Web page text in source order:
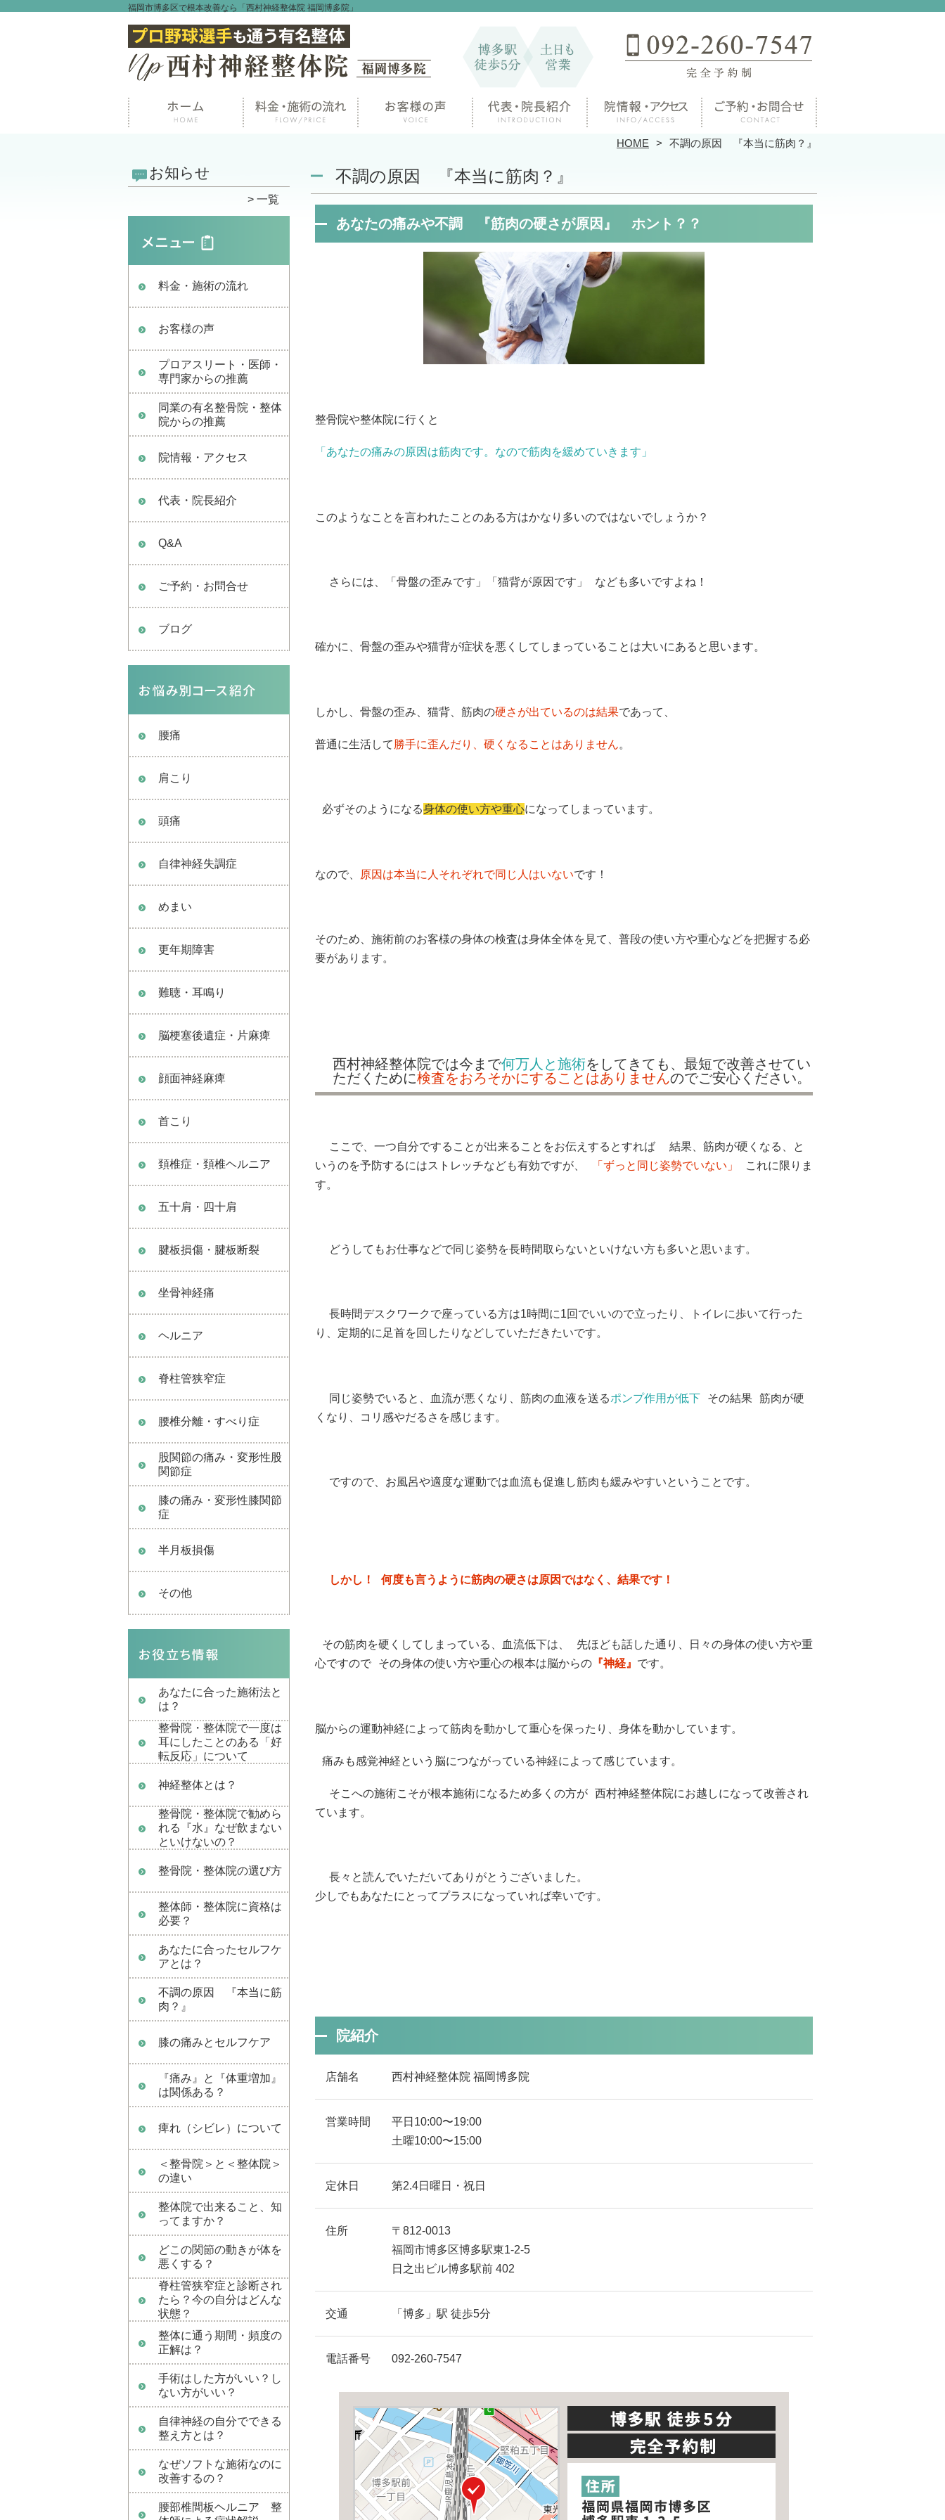
福岡市博多区で根本改善なら「西村神経整体院 福岡博多院」
HOME 不調の原因 『本当に筋肉？』
お知らせ
一覧
料金・施術の流れ
お客様の声
プロアスリート・医師・
専門家からの推薦
同業の有名整骨院・整体
院からの推薦
院情報・アクセス
代表・院長紹介
Q&A
ご予約・お問合せ
ブログ
腰痛
肩こり
頭痛
自律神経失調症
めまい
更年期障害
難聴・耳鳴り
脳梗塞後遺症・片麻痺
顔面神経麻痺
首こり
頚椎症・頚椎ヘルニア
五十肩・四十肩
腱板損傷・腱板断裂
坐骨神経痛
ヘルニア
脊柱管狭窄症
腰椎分離・すべり症
股関節の痛み・変形性股
関節症
膝の痛み・変形性膝関節
症
半月板損傷
その他
あなたに合った施術法と
は？
整骨院・整体院で一度は
耳にしたことのある「好
転反応」について
神経整体とは？
整骨院・整体院で勧めら
れる『水』なぜ飲まない
といけないの？
整骨院・整体院の選び方
整体師・整体院に資格は
必要？
あなたに合ったセルフケ
アとは？
不調の原因 『本当に筋
肉？』
膝の痛みとセルフケア
『痛み』と『体重増加』
は関係ある？
痺れ（シビレ）について
＜整骨院＞と＜整体院＞
の違い
整体院で出来ること、知
ってますか？
どこの関節の動きが体を
悪くする？
脊柱管狭窄症と診断され
たら？今の自分はどんな
状態？
整体に通う期間・頻度の
正解は？
手術はした方がいい？し
ない方がいい？
自律神経の自分でできる
整え方とは？
なぜソフトな施術なのに
改善するの？
腰部椎間板ヘルニア 整
不調の原因 『本当に筋肉？』
あなたの痛みや不調 『筋肉の硬さが原因』 ホント？？
整骨院や整体院に行くと
「あなたの痛みの原因は筋肉です。なので筋肉を緩めていきます」
このようなことを言われたことのある方はかなり多いのではないでしょうか？
さらには、「骨盤の歪みです」「猫背が原因です」 なども多いですよね！
確かに、骨盤の歪みや猫背が症状を悪くしてしまっていることは大いにあると思います。
しかし、骨盤の歪み、猫背、筋肉の硬さが出ているのは結果であって、
普通に生活して勝手に歪んだり、硬くなることはありません。
必ずそのようになる身体の使い方や重心になってしまっています。
なので、 原因は本当に人それぞれで同じ人はいないです！
そのため、施術前のお客様の身体の検査は身体全体を見て、普段の使い方や重心などを把握する必
要があります。
西村神経整体院では今まで何万人と施術をしてきても、最短で改善させてい
ただくために検査をおろそかにすることはありませんのでご安心ください。
ここで、一つ自分ですることが出来ることをお伝えするとすれば 結果、筋肉が硬くなる、と
いうのを予防するにはストレッチなども有効ですが、
「ずっと同じ姿勢でいない」
これに限りま
す。
どうしてもお仕事などで同じ姿勢を長時間取らないといけない方も多いと思います。
長時間デスクワークで座っている方は1時間に1回でいいので立ったり、トイレに歩いて行った
り、定期的に足首を回したりなどしていただきたいです。
同じ姿勢でいると、血流が悪くなり、筋肉の血液を送るポンプ作用が低下 その結果 筋肉が硬
くなり、コリ感やだるさを感じます。
ですので、お風呂や適度な運動では血流も促進し筋肉も緩みやすいということです。
しかし！ 何度も言うように筋肉の硬さは原因ではなく、結果です！
その筋肉を硬くしてしまっている、血流低下は、 先ほども話した通り、日々の身体の使い方や重
心ですので その身体の使い方や重心の根本は脳からの 『神経』 です。
脳からの運動神経によって筋肉を動かして重心を保ったり、身体を動かしています。
痛みも感覚神経という脳につながっている神経によって感じています。
そこへの施術こそが根本施術になるため多くの方が 西村神経整体院にお越しになって改善され
ています。
長々と読んでいただいてありがとうございました。
少しでもあなたにとってプラスになっていれば幸いです。
院紹介
店舗名 西村神経整体院 福岡博多院
営業時間
平日10:00〜19:00
土曜10:00〜15:00
定休日 第2.4日曜日・祝日
住所
〒812-0013
福岡市博多区博多駅東1-2-5
日之出ビル博多駅前 402
交通 「博多」駅 徒歩5分
電話番号 092-260-7547